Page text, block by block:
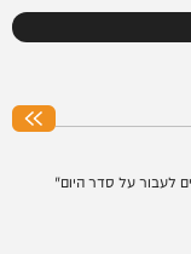
לעבור על סדר היום"